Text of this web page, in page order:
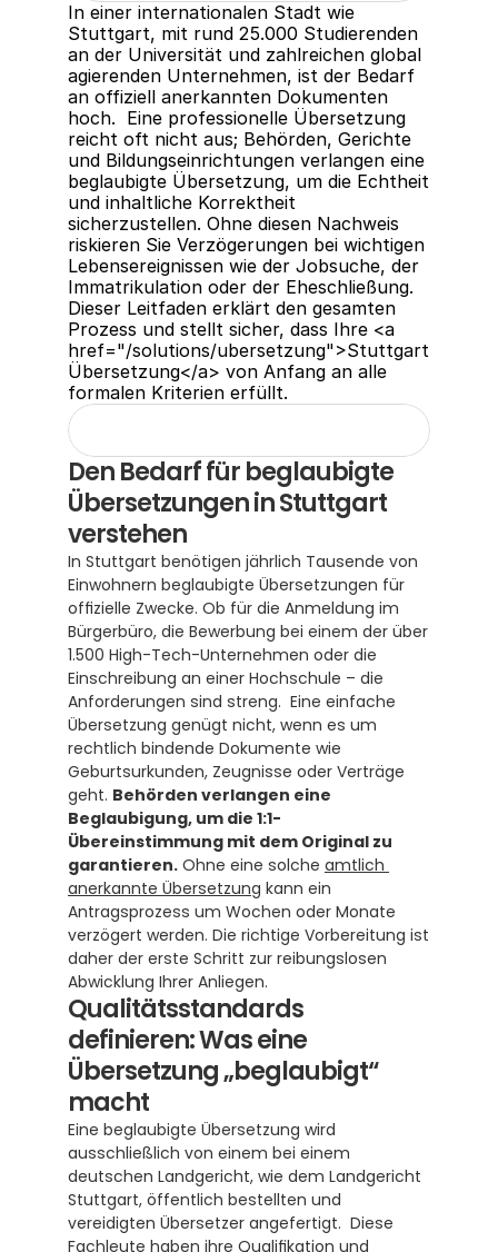
In einer internationalen Stadt wie
Stuttgart, mit rund 25.000 Studierenden
an der Universität und zahlreichen global
agierenden Unternehmen, ist der Bedarf
an offiziell anerkannten Dokumenten
hoch.  Eine professionelle Übersetzung
reicht oft nicht aus; Behörden, Gerichte
und Bildungseinrichtungen verlangen eine
beglaubigte Übersetzung, um die Echtheit
und inhaltliche Korrektheit
sicherzustellen. Ohne diesen Nachweis
riskieren Sie Verzögerungen bei wichtigen
Lebensereignissen wie der Jobsuche, der
Immatrikulation oder der Eheschließung.
Dieser Leitfaden erklärt den gesamten
Prozess und stellt sicher, dass Ihre <a
href="/solutions/ubersetzung">Stuttgart
Übersetzung</a> von Anfang an alle
formalen Kriterien erfüllt.
Den Bedarf für beglaubigte
Übersetzungen in Stuttgart
verstehen
In Stuttgart benötigen jährlich Tausende von
Einwohnern beglaubigte Übersetzungen für
offizielle Zwecke. Ob für die Anmeldung im
Bürgerbüro, die Bewerbung bei einem der über
1.500 High-Tech-Unternehmen oder die
Einschreibung an einer Hochschule – die
Anforderungen sind streng.  Eine einfache
Übersetzung genügt nicht, wenn es um
rechtlich bindende Dokumente wie
Geburtsurkunden, Zeugnisse oder Verträge
geht. Behörden verlangen eine
Beglaubigung, um die 1:1-
Übereinstimmung mit dem Original zu
garantieren. Ohne eine solche amtlich
anerkannte Übersetzung kann ein
Antragsprozess um Wochen oder Monate
verzögert werden. Die richtige Vorbereitung ist
daher der erste Schritt zur reibungslosen
Abwicklung Ihrer Anliegen.
Qualitätsstandards
definieren: Was eine
Übersetzung „beglaubigt“
macht
Eine beglaubigte Übersetzung wird
ausschließlich von einem bei einem
deutschen Landgericht, wie dem Landgericht
Stuttgart, öffentlich bestellten und
vereidigten Übersetzer angefertigt.  Diese
Fachleute haben ihre Qualifikation und